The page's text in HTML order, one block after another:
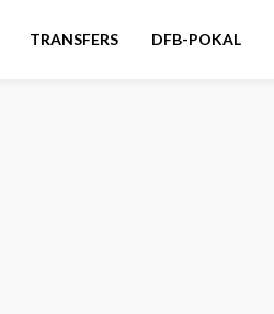
TRANSFERS DFB-POKAL